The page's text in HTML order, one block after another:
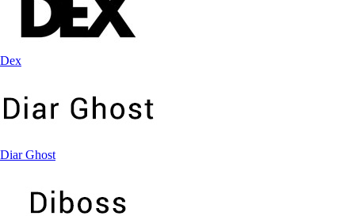
Dex
Diar Ghost